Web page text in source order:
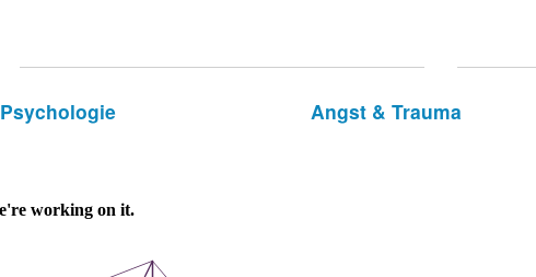
Psychologie Angst & Trauma